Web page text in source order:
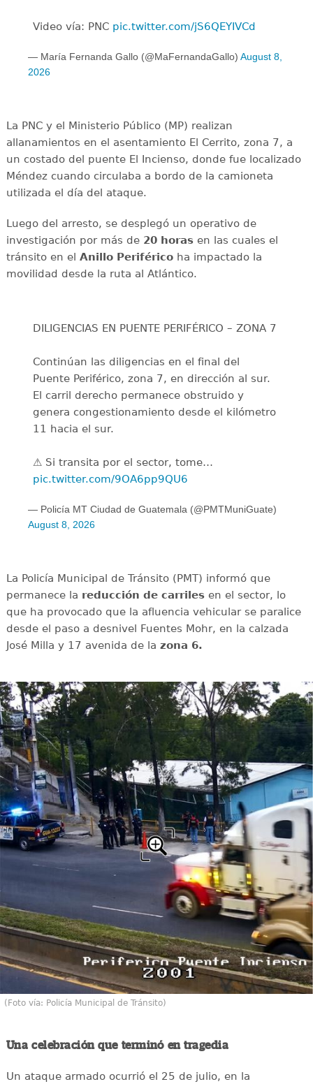
Video vía: PNC pic.twitter.com/jS6QEYIVCd
— María Fernanda Gallo (@MaFernandaGallo) August 8,
2026
La PNC y el Ministerio Público (MP) realizan
allanamientos en el asentamiento El Cerrito, zona 7, a
un costado del puente El Incienso, donde fue localizado
Méndez cuando circulaba a bordo de la camioneta
utilizada el día del ataque.
Luego del arresto, se desplegó un operativo de
investigación por más de 20 horasen las cuales el
tránsito en el Anillo Periféricoha impactado la
movilidad desde la ruta al Atlántico.
DILIGENCIAS EN PUENTE PERIFÉRICO – ZONA 7
Continúan las diligencias en el final del
Puente Periférico, zona 7, en dirección al sur.
El carril derecho permanece obstruido y
genera congestionamiento desde el kilómetro
11 hacia el sur.
⚠️ Si transita por el sector, tome…
pic.twitter.com/9OA6pp9QU6
— Policía MT Ciudad de Guatemala (@PMTMuniGuate)
August 8, 2026
La Policía Municipal de Tránsito (PMT) informó que
permanece la reducción de carrilesen el sector, lo
que ha provocado que la afluencia vehicular se paralice
desde el paso a desnivel Fuentes Mohr, en la calzada
José Milla y 17 avenida de la zona 6.
(Foto vía: Policía Municipal de Tránsito)
Una celebración que terminó en tragedia
Un ataque armado ocurrió el 25 de julio, en la